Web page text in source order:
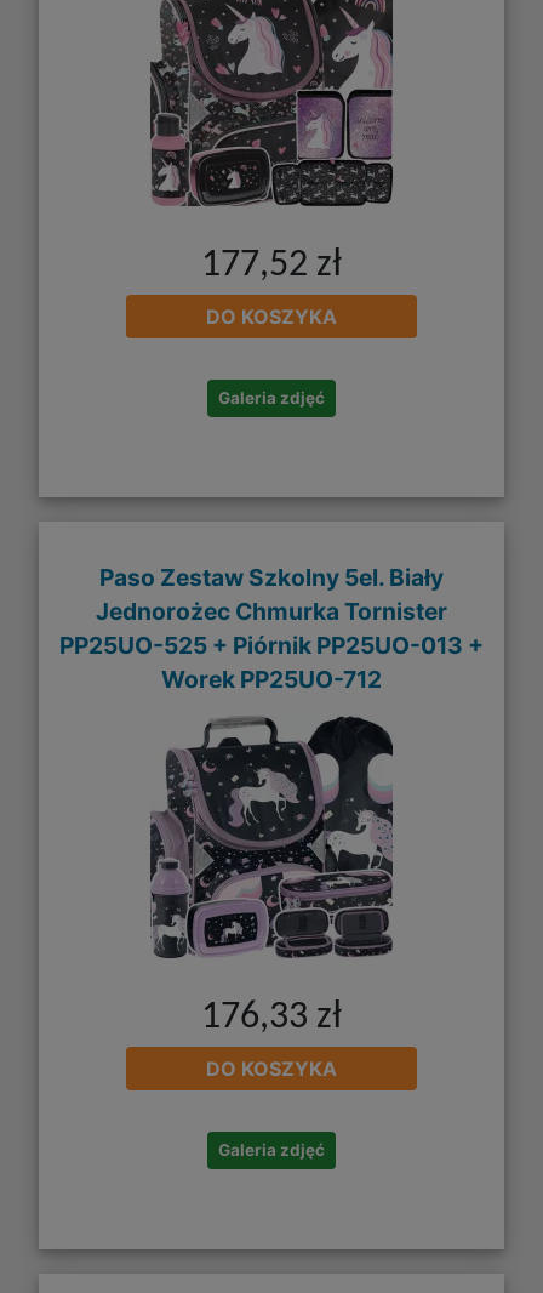
177,52 zł
DO KOSZYKA
Galeria zdjęć
Paso Zestaw Szkolny 5el. Biały
Jednorożec Chmurka Tornister
PP25UO-525 + Piórnik PP25UO-013 +
Worek PP25UO-712
176,33 zł
DO KOSZYKA
Galeria zdjęć